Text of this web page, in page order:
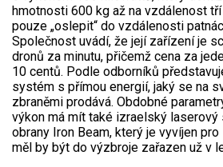
hmotnosti 600 kg až na vzdálenost
pouze „oslepit“ do vzdálenosti
Společnost uvádí, že její zařízení je
dronů za minutu, přičemž cena za
10 centů. Podle odborníků
systém s přímou energií, jaký se na
zbraněmi prodává. Obdobné
výkon má mít také izraelský
obrany Iron Beam, který je vyvíjen
měl by být do výzbroje zařazen už v